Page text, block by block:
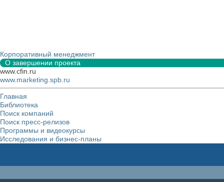
Корпоративный менеджмент
О завершении проекта
www.cfin.ru
www.marketing.spb.ru
Главная
Библиотека
Поиск компаний
Поиск пресс-релизов
Программы и видеокурсы
Исследования и бизнес-планы